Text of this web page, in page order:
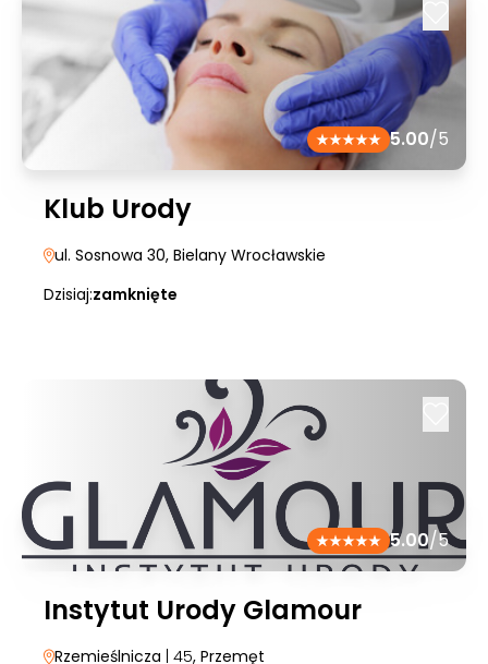
5.00/5
Klub Urody
ul. Sosnowa 30, Bielany Wrocławskie
Dzisiaj:zamknięte
5.00/5
Instytut Urody Glamour
Rzemieślnicza | 45, Przemęt